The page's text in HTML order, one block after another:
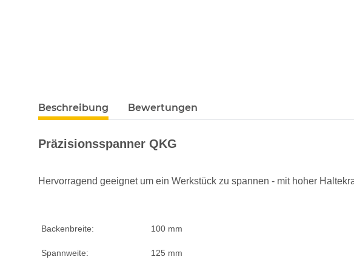
Beschreibung Bewertungen
Präzisionsspanner QKG
Hervorragend geeignet um ein Werkstück zu spannen - mit hoher
Backenbreite: 100 mm
Spannweite: 125 mm